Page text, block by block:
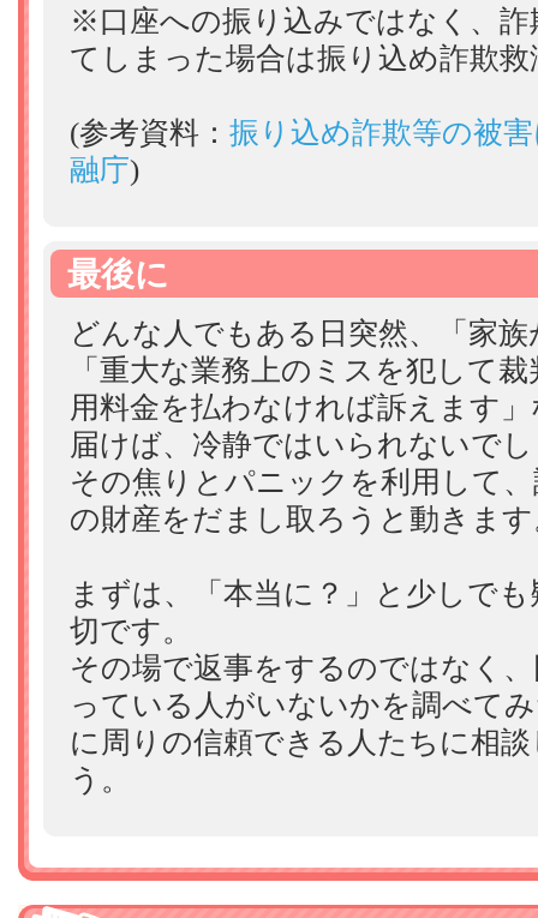
※口座への振り込みではなく、詐
てしまった場合は振り込め詐欺
(参考資料： 振り込め詐欺等の被
融庁)
最後に
どんな人でもある日突然、「家
「重大な業務上のミスを犯して
用料金を払わなければ訴えます
届けば、冷静ではいられないで
その焦りとパニックを利用して
の財産をだまし取ろうと動きま
まずは、「本当に？」と少しで
切です。
その場で返事をするのではなく
っている人がいないかを調べて
に周りの信頼できる人たちに相
う。